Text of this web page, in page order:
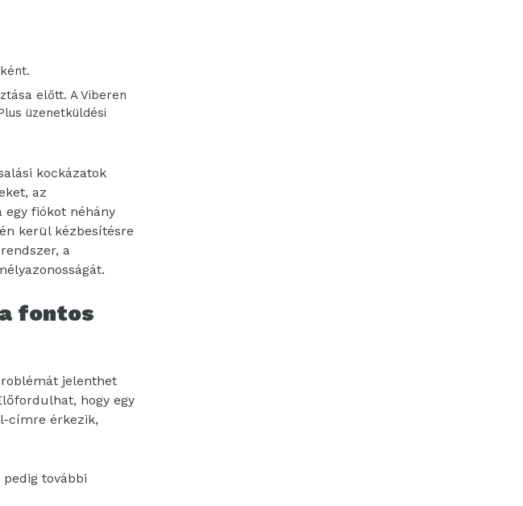
előtt. A Viberen
üzenetküldési
kockázatok
az
egy fiókot néhány
kerül kézbesítésre
a
fontos
jelenthet
hogy egy
címre érkezik,
további